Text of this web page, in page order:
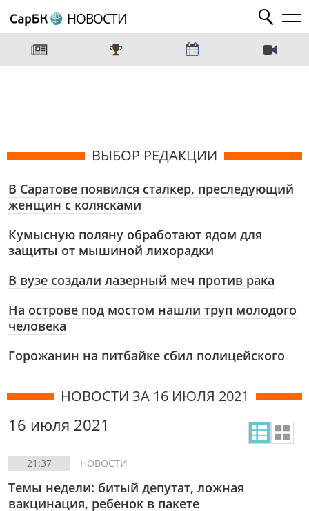
НОВОСТИ
ВЫБОР РЕДАКЦИИ
В Саратове появился сталкер, преследующий
женщин с колясками
Кумысную поляну обработают ядом для
защиты от мышиной лихорадки
В вузе создали лазерный меч против рака
На острове под мостом нашли труп молодого
человека
Горожанин на питбайке сбил полицейского
НОВОСТИ ЗА 16 ИЮЛЯ 2021
16 июля 2021
21:37 НОВОСТИ
Темы недели: битый депутат, ложная
вакцинация, ребенок в пакете